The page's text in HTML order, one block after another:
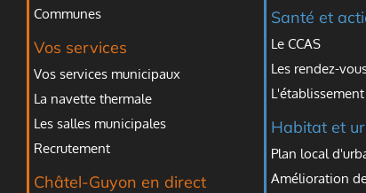
Communes
Vos services
Vos services municipaux
La navette thermale
Les salles municipales
Recrutement
Châtel-Guyon en direct
Santé et
Le CCAS
Les rendez-
Habitat et
Plan local
Amélioration